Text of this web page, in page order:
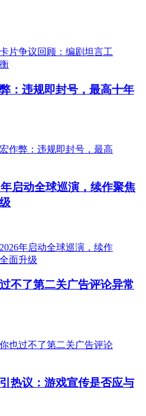
：违规即封号，最高十年
启动全球巡演，续作聚焦
不了第二关广告评论异常
热议：游戏宣传是否应与